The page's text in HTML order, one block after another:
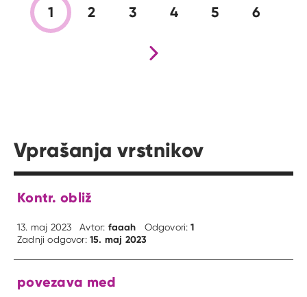
1 2 3 4 5 6
Nova stran
Vprašanja vrstnikov
Kontr. obliž
13. maj 2023 Avtor: faaah Odgovori:1
Zadnji odgovor:15. maj 2023
povezava med